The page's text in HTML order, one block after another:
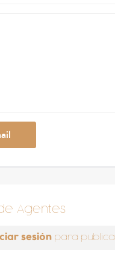
Agentes
sesión para